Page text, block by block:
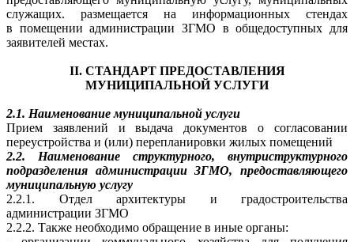
служащих. размещается на информационных стендах
в помещении администрации ЗГМО в общедоступных для
заявителей местах.
II. СТАНДАРТ ПРЕДОСТАВЛЕНИЯ
МУНИЦИПАЛЬНОЙ УСЛУГИ
2.1. Наименование муниципальной услуги
Прием заявлений и выдача документов о согласовании
переустройства и (или) перепланировки жилых помещений
2.2. Наименование структурного, внутриструктурного
подразделения администрации ЗГМО, предоставляющего
муниципальную услугу
2.2.1. Отдел архитектуры и градостроительства
администрации ЗГМО
2.2.2. Также необходимо обращение в иные органы: